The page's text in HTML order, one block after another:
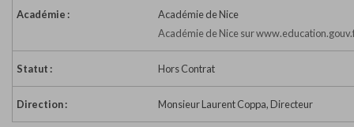
Académie :
Académie de Nice
Académie de Nice sur
Statut : Hors Contrat
Direction : Monsieur Laurent Coppa, Directeur